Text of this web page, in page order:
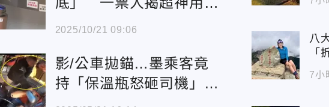
途：很好用
2025/10/21 09:06
影/公車拋錨…墨乘客竟
持「保溫瓶怒砸司機」
他當場昏迷命危
八
「
7小